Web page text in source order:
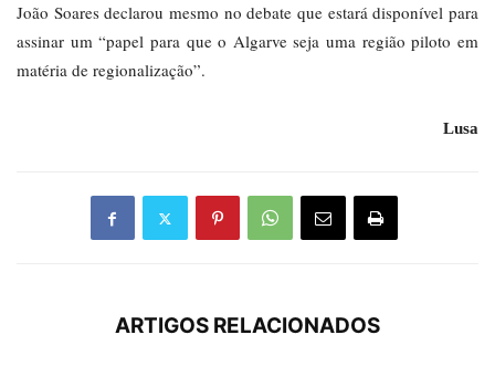
João Soares declarou mesmo no debate que estará disponível para
assinar um “papel para que o Algarve seja uma região piloto em
matéria de regionalização”.
Lusa
ARTIGOS RELACIONADOS